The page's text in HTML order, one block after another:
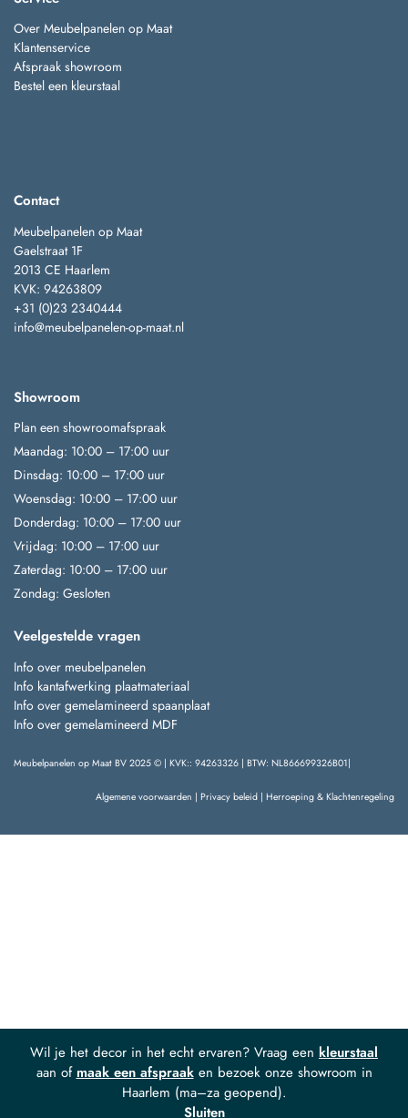
Wil je het decor in het echt ervaren? Vraag een kleurstaal
aan of maak een afspraaken bezoek onze showroom in
Haarlem (ma–za geopend).
Sluiten
Over Meubelpanelen op Maat
Klantenservice
Afspraak showroom
Bestel een kleurstaal
Contact
Meubelpanelen op Maat
Gaelstraat 1F
2013 CE Haarlem
KVK: 94263809
+31 (0)23 2340444
info@meubelpanelen-op-maat.nl
Showroom
Plan een showroomafspraak
Maandag: 10:00 – 17:00 uur
Dinsdag: 10:00 – 17:00 uur
Woensdag: 10:00 – 17:00 uur
Donderdag: 10:00 – 17:00 uur
Vrijdag: 10:00 – 17:00 uur
Zaterdag: 10:00 – 17:00 uur
Zondag: Gesloten
Veelgestelde vragen
Info over meubelpanelen
Info kantafwerking plaatmateriaal
Info over gemelamineerd spaanplaat
Info over gemelamineerd MDF
Meubelpanelen op Maat BV 2025 © | KVK:: 94263326 | BTW: NL866699326B01|
Algemene voorwaarden | Privacy beleid | Herroeping & Klachtenregeling